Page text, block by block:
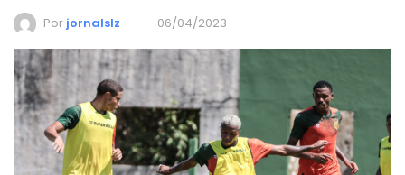
Por jornalslz 06/04/2023